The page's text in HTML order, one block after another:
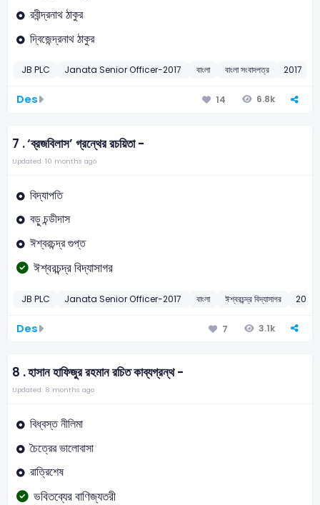
রবীন্দ্রনাথ ঠাকুর
‍দ্বিজেন্দ্রনাথ ঠাকুর
JB PLC Janata Senior Officer-2017 বাংলা বাংলা সংবাদপত্র 2017
Des 14 6.8k
7 .‘ব্রজবিলাস’ গ্রন্থের রচয়িতা -
Updated: 10 months ago
বিদ্যাপতি
বড়ু চন্ডীদাস
ঈশ্বরচন্দ্র গুপ্ত
ঈশ্বরচন্দ্র বিদ্যাসাগর
JB PLC Janata Senior Officer-2017 বাংলা ঈশ্বরচন্দ্র বিদ্যাসাগর 2017
Des 7 3.1k
8 .হাসান হাফিজুর রহমান রচিত কাব্যগ্রন্থ -
Updated: 8 months ago
বিধ্বস্ত নীলিমা
চৈত্রের ভালোবাসা
রাত্রিশেষ
ভবিতব্যের বাণিজ্যতরী